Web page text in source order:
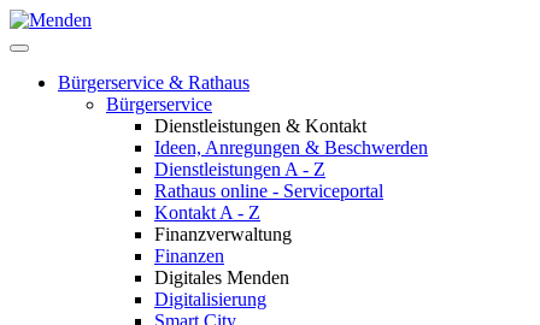
Bürgerservice & Rathaus
Bürgerservice
Dienstleistungen & Kontakt
Ideen, Anregungen & Beschwerden
Dienstleistungen A - Z
Rathaus online - Serviceportal
Kontakt A - Z
Finanzverwaltung
Finanzen
Digitales Menden
Digitalisierung
Smart City